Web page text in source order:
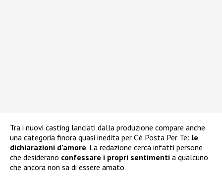
Tra i nuovi casting lanciati dalla produzione compare anche
una categoria finora quasi inedita per C’è Posta Per Te: le
dichiarazioni d’amore. La redazione cerca infatti persone
che desiderano confessare i propri sentimenti a qualcuno
che ancora non sa di essere amato.